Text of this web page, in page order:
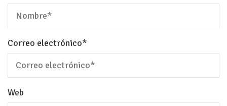
Correo electrónico*
Web